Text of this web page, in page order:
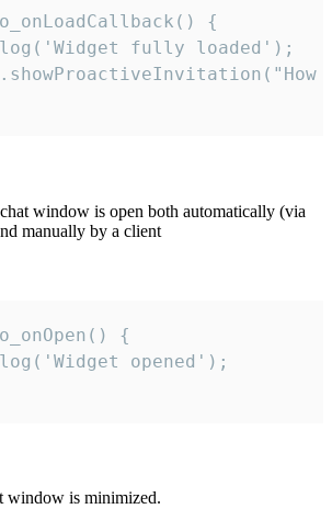
{
fully loaded');
window is open both automatically (via
manually by a client
{
opened');
window is minimized.